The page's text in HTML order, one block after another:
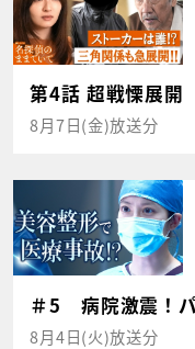
第4話 超戦慄展開
8月7日(金)放送分
＃5 病院激震！
8月4日(火)放送分